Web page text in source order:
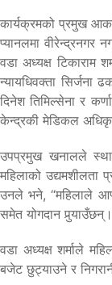
कार्यक्रमको प्रमुख
प्यानलमा
वडा अध्यक्ष टिकाराम
न्यायधिवक्ता सिर्जना
दिनेश तिमिल्सेना र
केन्द्रकी मेडिकल
उपप्रमुख खनालले
महिलाको उद्यमशीलता
उनले भने, “महिलाले
समेत योगदान
वडा अध्यक्ष शर्मा‍ले
बजेट छुट्याउने र